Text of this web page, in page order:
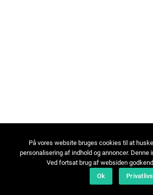
På vores website bruges cookies til at
personalisering af indhold og annoncer.
Ved fortsat brug af websiden
Ok